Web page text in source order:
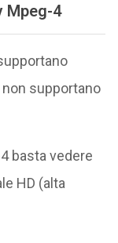
Mpeg-4
supportano
basta vedere
HD (alta